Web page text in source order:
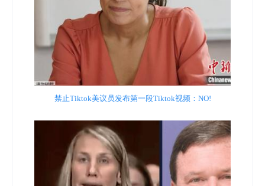
禁止Tiktok美议员发布第一段Tiktok视频：NO!